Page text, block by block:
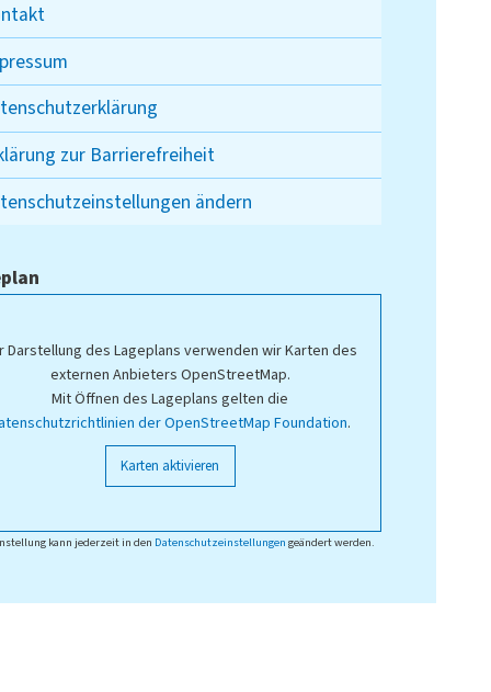
zur Barrierefreiheit
ändern
Darstellung des Lageplans verwenden wir Karten des
externen Anbieters OpenStreetMap.
Mit Öffnen des Lageplans gelten die
der OpenStreetMap Foundation.
Karten aktivieren
kann jederzeit in den Datenschutzeinstellungen geändert werden.